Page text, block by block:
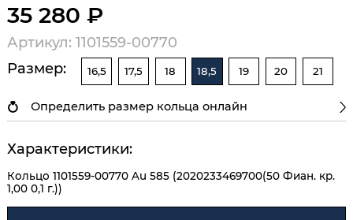
35 280 ₽
Артикул: 1101559-00770
Размер:
16,5 17,5 18 18,5 19 20 21
Определить размер кольца онлайн
Характеристики:
Кольцо 1101559-00770 Au 585 (2020233469700(50 Фиан. кр.
1,00 0,1 г.))